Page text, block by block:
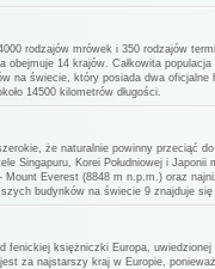
rodzajów mrówek i 350 rodzajów
obejmuje 14 krajów. Całkowita
na świecie, który posiada dwa
14500 kilometrów długości.
że naturalnie powinny przeciąć
Singapuru, Korei Południowej i
Everest (8848 m n.p.m.) oraz
budynków na świecie 9 znajduje się
fenickiej księżniczki Europa,
za najstarszy kraj w Europie,